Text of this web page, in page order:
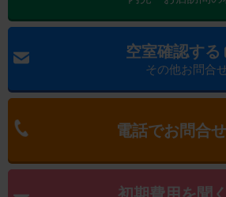
空室確認する
その他お問合
電話でお問合